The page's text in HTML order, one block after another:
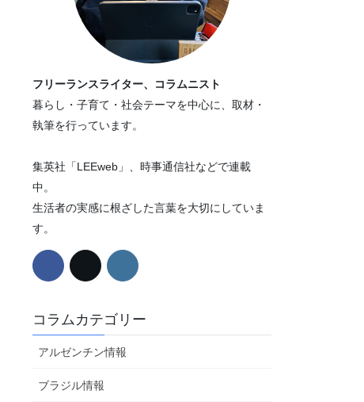
フリーランスライター、コラムニスト
暮らし・子育て・社会テーマを中心に、取材・
執筆を行っています。
集英社「LEEweb」、時事通信社などで連載
中。
生活者の実感に根ざした言葉を大切にしていま
す。
コラムカテゴリー
アルゼンチン情報
ブラジル情報